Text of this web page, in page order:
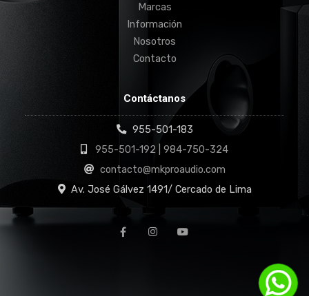
Marcas
Información
Nosotros
Contacto
Contáctanos
955-501-183
955-501-192 | 984-750-324
contacto@mkproaudio.com
Av. José Gálvez 1491/ Cercado de Lima